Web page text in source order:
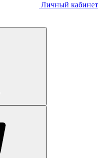
Личный кабинет